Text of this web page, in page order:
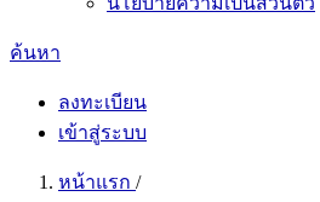
ค้นหา
ลงทะเบียน
เข้าสู่ระบบ
หน้าแรก /